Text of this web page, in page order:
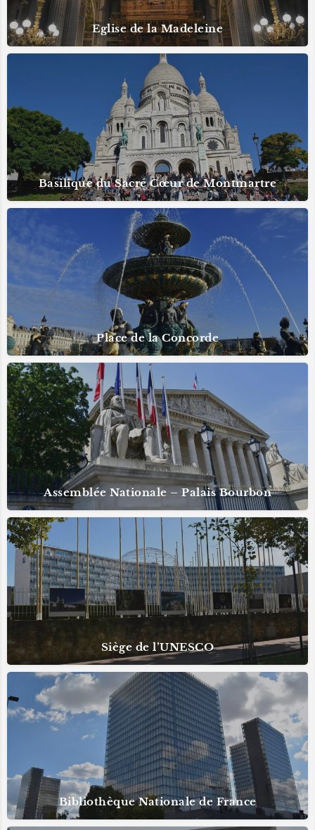
Eglise de la Madeleine
Basilique du Sacré Cœur de Montmartre
Place de la Concorde
Assemblée Nationale – Palais Bourbon
Siège de l’UNESCO
Bibliothèque Nationale de France